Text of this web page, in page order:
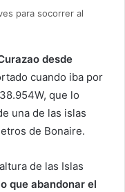
para socorrer al
desde
cuando iba por
que lo
una de las islas
de Bonaire.
de las Islas
que abandonar el